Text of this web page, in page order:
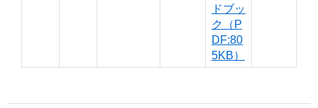
ドブッ
ク（P
DF:80
5KB）